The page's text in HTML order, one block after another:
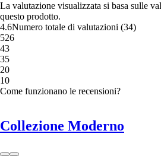
La valutazione visualizzata si basa sulle
questo prodotto.
4.6Numero totale di valutazioni (34)
526
43
35
20
10
Come funzionano le recensioni?
Collezione Moderno